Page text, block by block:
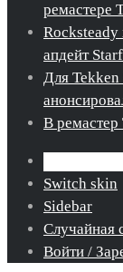
ремастере
Rocksteady
апдейт
Для Tekken
В ремастер
Switch skin
Sidebar
Случайная
Войти /